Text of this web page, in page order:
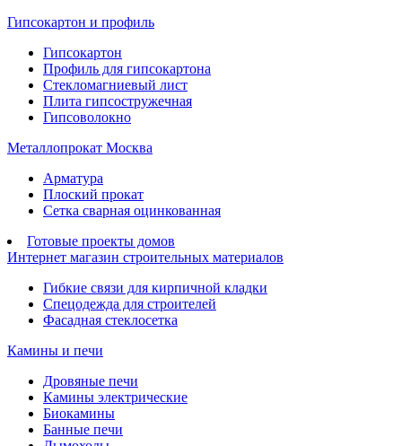
Гипсокартон и профиль
Гипсокартон
Профиль для гипсокартона
Стекломагниевый лист
Плита гипсостружечная
Гипсоволокно
Металлопрокат Москва
Арматура
Плоский прокат
Сетка сварная оцинкованная
Готовые проекты домов
Интернет магазин строительных материалов
Гибкие связи для кирпичной кладки
Спецодежда для строителей
Фасадная стеклосетка
Камины и печи
Дровяные печи
Камины электрические
Биокамины
Банные печи